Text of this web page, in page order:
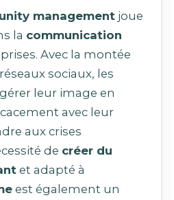
management joue
la communication
Avec la montée
sociaux, les
leur image en
avec leur
aux crises
de créer du
et adapté à
est également un